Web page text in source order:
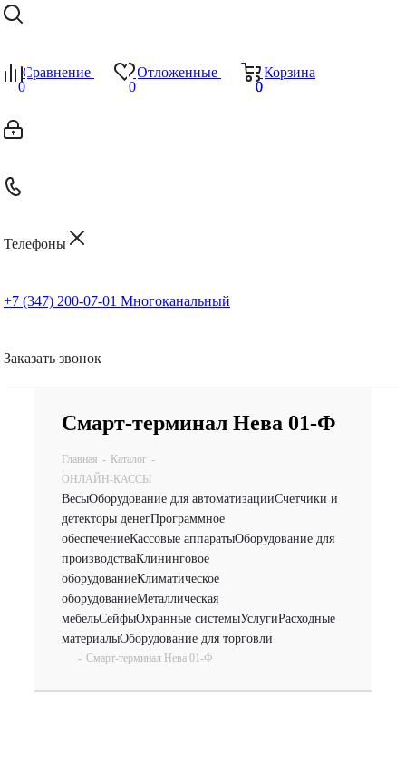
Сравнение
0
Отложенные
0
Корзина
0
0
Телефоны
+7 (347) 200-07-01 Многоканальный
Заказать звонок
Смарт-терминал Нева 01-Ф
Главная - Каталог -
ОНЛАЙН-КАССЫ
ВесыОборудование для автоматизацииСчетчики и
детекторы денегПрограммное
обеспечениеКассовые аппаратыОборудование для
производстваКлининговое
оборудованиеКлиматическое
оборудованиеМеталлическая
мебельСейфыОхранные системыУслугиРасходные
материалыОборудование для торговли
- Смарт-терминал Нева 01-Ф